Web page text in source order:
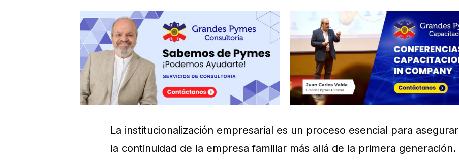
La institucionalización empresarial es un proceso esencial para asegurar
la continuidad de la empresa familiar más allá de la primera generación.